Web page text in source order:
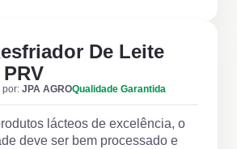
De Leite
por: JPA AGROQualidade Garantida
lácteos de excelência, o
deve ser bem processado e